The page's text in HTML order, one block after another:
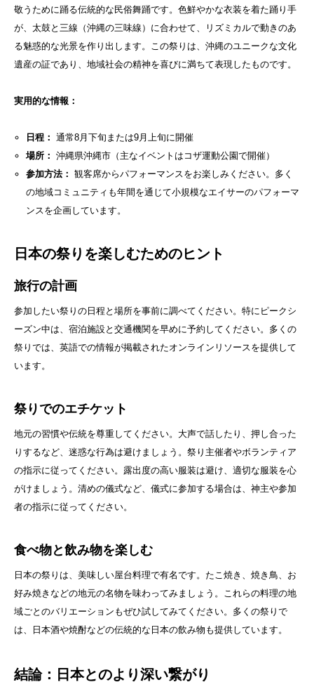
敬うために踊る伝統的な民俗舞踊です。色鮮やかな衣装を着た踊り手
が、太鼓と三線（沖縄の三味線）に合わせて、リズミカルで動きのあ
る魅惑的な光景を作り出します。この祭りは、沖縄のユニークな文化
遺産の証であり、地域社会の精神を喜びに満ちて表現したものです。
実用的な情報：
日程： 通常8月下旬または9月上旬に開催
場所： 沖縄県沖縄市（主なイベントはコザ運動公園で開催）
参加方法： 観客席からパフォーマンスをお楽しみください。多く
の地域コミュニティも年間を通じて小規模なエイサーのパフォーマ
ンスを企画しています。
日本の祭りを楽しむためのヒント
旅行の計画
参加したい祭りの日程と場所を事前に調べてください。特にピークシ
ーズン中は、宿泊施設と交通機関を早めに予約してください。多くの
祭りでは、英語での情報が掲載されたオンラインリソースを提供して
います。
祭りでのエチケット
地元の習慣や伝統を尊重してください。大声で話したり、押し合った
りするなど、迷惑な行為は避けましょう。祭り主催者やボランティア
の指示に従ってください。露出度の高い服装は避け、適切な服装を心
がけましょう。清めの儀式など、儀式に参加する場合は、神主や参加
者の指示に従ってください。
食べ物と飲み物を楽しむ
日本の祭りは、美味しい屋台料理で有名です。たこ焼き、焼き鳥、お
好み焼きなどの地元の名物を味わってみましょう。これらの料理の地
域ごとのバリエーションもぜひ試してみてください。多くの祭りで
は、日本酒や焼酎などの伝統的な日本の飲み物も提供しています。
結論：日本とのより深い繋がり